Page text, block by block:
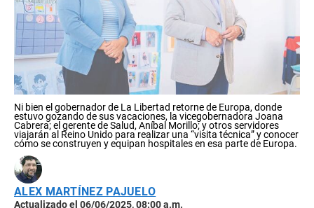
Ni bien el gobernador de La Libertad retorne de Europa, donde
estuvo gozando de sus vacaciones, la vicegobernadora Joana
Cabrera; el gerente de Salud, Aníbal Morillo; y otros servidores
viajarán al Reino Unido para realizar una “visita técnica” y conocer
cómo se construyen y equipan hospitales en esa parte de Europa.
ALEX MARTÍNEZ PAJUELO
Actualizado el 06/06/2025, 08:00 a.m.